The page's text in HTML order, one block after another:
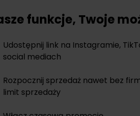
funkcje, Twoje
Udostępnij link na Instagramie,
social mediach
Rozpocznij sprzedaż nawet bez
limit sprzedaży